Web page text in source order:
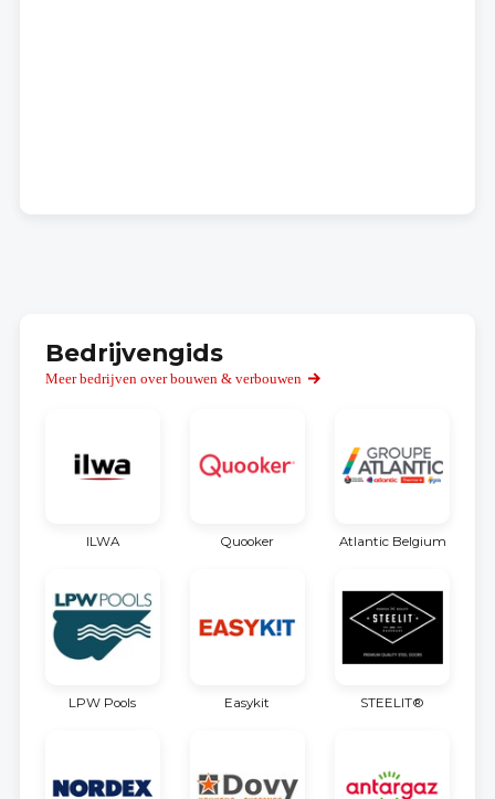
Bedrijvengids
Meer bedrijven over bouwen & verbouwen
ILWA Quooker Atlantic Belgium
LPW Pools Easykit STEELIT®